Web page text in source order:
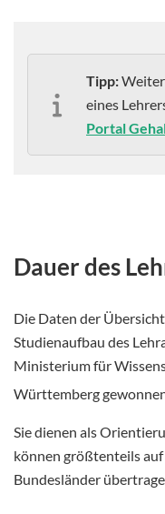
Tipp:
eines
Portal
Dauer des
Die Daten der
Studienaufbau des
Ministerium für
Württemberg
Sie dienen als
können größtenteils
Bundesländer